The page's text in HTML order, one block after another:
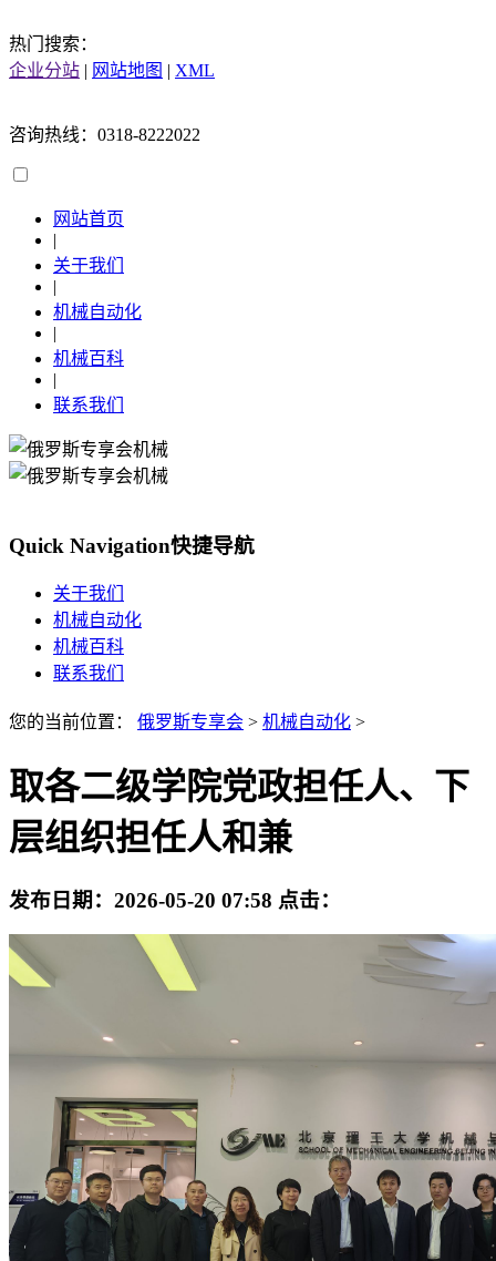
热门搜索：
企业分站 | 网站地图 | XML
咨询热线：0318-8222022
网站首页
|
关于我们
|
机械自动化
|
机械百科
|
联系我们
Quick Navigation快捷导航
关于我们
机械自动化
机械百科
联系我们
您的当前位置： 俄罗斯专享会 > 机械自动化 >
取各二级学院党政担任人、下
层组织担任人和兼
发布日期： 2026-05-20 07:58 点击：